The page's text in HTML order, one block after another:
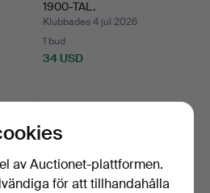
1900-TAL.
Klubbades 4 jul 2026
1 bud
34 USD
av Auctionet-plattformen.
för att tillhandahålla